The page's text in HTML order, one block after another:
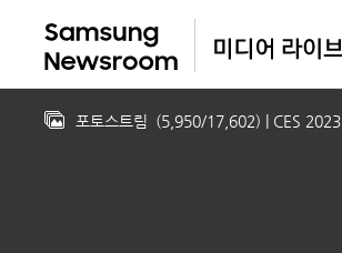
포토스트림 (5,950/17,602) | CES 2023